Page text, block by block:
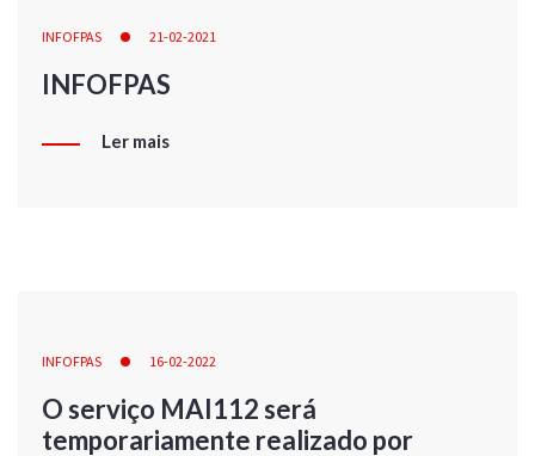
INFOFPAS 21-02-2021
INFOFPAS
Ler mais
INFOFPAS 16-02-2022
O serviço MAI112 será
temporariamente realizado por